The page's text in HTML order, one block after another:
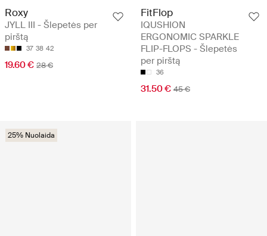
Roxy
JYLL III - Šlepetės per
pirštą
37 38 42
19.60 € 28 €
FitFlop
IQUSHION
ERGONOMIC SPARKLE
FLIP-FLOPS - Šlepetės
per pirštą
36
31.50 € 45 €
25% Nuolaida